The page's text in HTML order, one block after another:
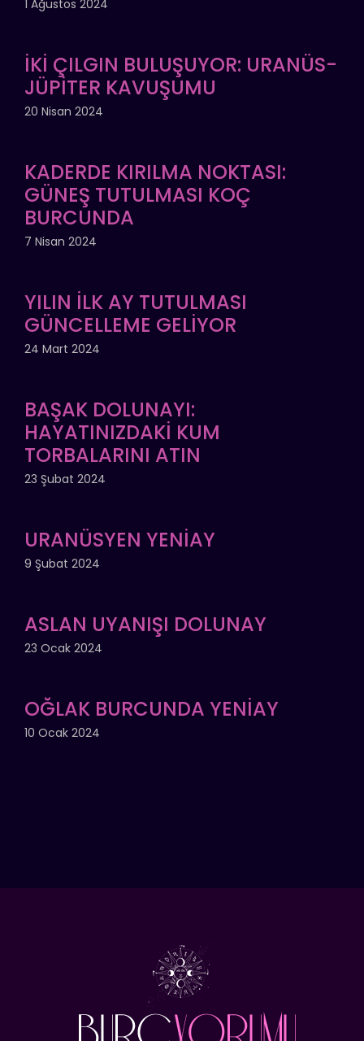
1 Ağustos 2024
İKİ ÇILGIN BULUŞUYOR: URANÜS-
JÜPİTER KAVUŞUMU
20 Nisan 2024
KADERDE KIRILMA NOKTASI:
GÜNEŞ TUTULMASI KOÇ
BURCUNDA
7 Nisan 2024
YILIN İLK AY TUTULMASI
GÜNCELLEME GELİYOR
24 Mart 2024
BAŞAK DOLUNAYI:
HAYATINIZDAKİ KUM
TORBALARINI ATIN
23 Şubat 2024
URANÜSYEN YENİAY
9 Şubat 2024
ASLAN UYANIŞI DOLUNAY
23 Ocak 2024
OĞLAK BURCUNDA YENİAY
10 Ocak 2024